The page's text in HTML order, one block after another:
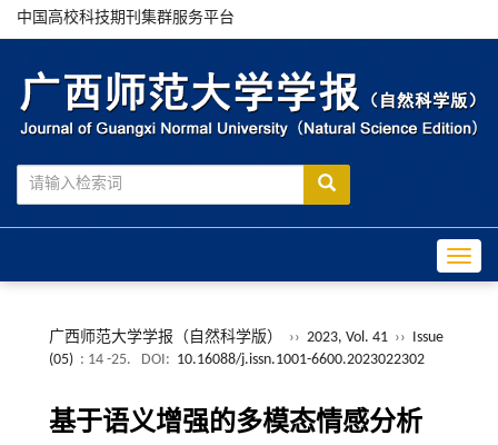
中国高校科技期刊集群服务平台
广西师范大学学报（自然科学版） ›› 2023, Vol. 41 ››
Issue
(05) : 14 -25. DOI: 10.16088/j.issn.1001-6600.2023022302
基于语义增强的多模态情感分析